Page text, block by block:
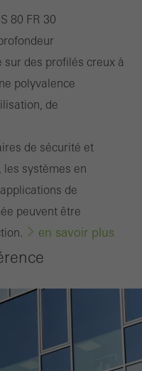
80 FR 30
sur des profilés creux à
polyvalence
de
de sécurité et
les systèmes en
de
peuvent être
en savoir plus
des informations sur l
le temps moyen
des tiers pour afficher des
pour les utilisateurs
visiteurs sur les sites web.
services de tiers qui sont
services.